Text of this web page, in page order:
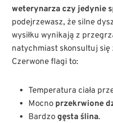
weterynarza czy jedynie
podejrzewasz, że silne
wysiłku wynikają z
natychmiast skonsultuj
Czerwone flagi to:
Temperatura ciała
Mocno przekrwione
Bardzo gęsta ślina.